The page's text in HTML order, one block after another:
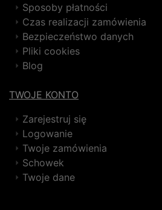
Sposoby płatności
Czas realizacji zamówienia
Bezpieczeństwo danych
Pliki cookies
Blog
TWOJE KONTO
Zarejestruj się
Logowanie
Twoje zamówienia
Schowek
Twoje dane